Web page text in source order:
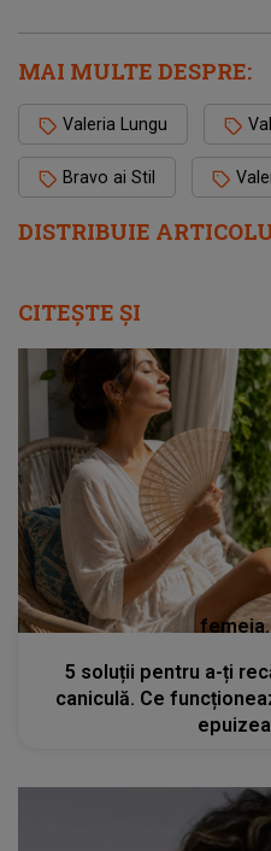
DISTRIBUIE
MAI MULTE DESPRE:
Valeria Lungu
Bravo ai Stil
CITEȘTE ȘI
5 soluții pentru a-ți
caniculă. Ce